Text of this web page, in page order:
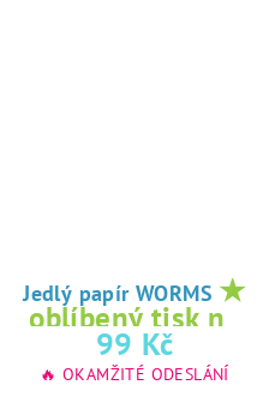
Jedlý papír WORMS ★
oblíbený tisk na
jedlý papír
99 Kč
🔥 OKAMŽITÉ ODESLÁNÍ